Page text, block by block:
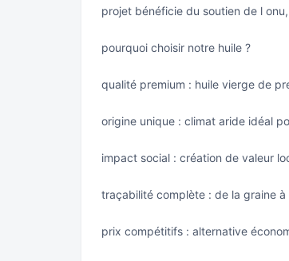
projet bénéficie du soutien de l
pourquoi choisir notre huile ?
qualité premium : huile vierge de
origine unique : climat aride idéal
impact social : création de valeur
traçabilité complète : de la graine à
prix compétitifs : alternative